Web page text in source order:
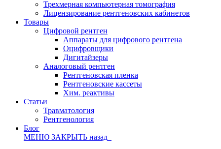
Трехмерная компьютерная томография
Лицензирование рентгеновских кабинетов
Товары
Цифровой рентген
Аппараты для цифрового рентгена
Оцифровщики
Дигитайзеры
Аналоговый рентген
Рентгеновская пленка
Рентгеновские кассеты
Хим. реактивы
Статьи
Травматология
Рентгенология
Блог
МЕНЮ ЗАКРЫТЬ назад